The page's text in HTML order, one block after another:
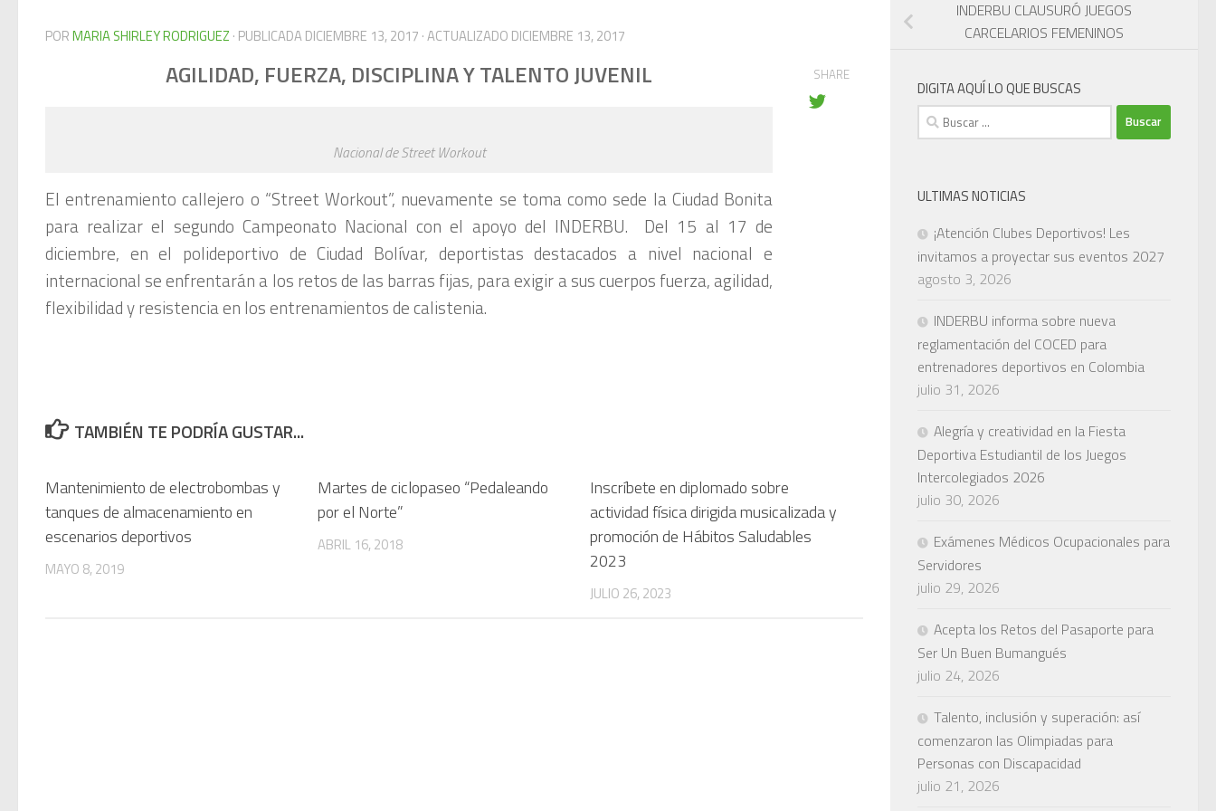
PORMARIA SHIRLEY RODRIGUEZ · PUBLICADADICIEMBRE 13, 2017 · ACTUALIZADO DICIEMBRE 13, 2017
AGILIDAD, FUERZA, DISCIPLINA Y TALENTO JUVENIL
Nacional de Street Workout
El entrenamiento callejero o “Street Workout”, nuevamente se toma como sede la Ciudad Bonita
para realizar el segundo Campeonato Nacional con el apoyo del INDERBU. Del 15 al 17 de
diciembre, en el polideportivo de Ciudad Bolívar, deportistas destacados a nivel nacional e
internacional se enfrentarán a los retos de las barras fijas, para exigir a sus cuerpos fuerza, agilidad,
flexibilidad y resistencia en los entrenamientos de calistenia.
SHARE
TAMBIÉN TE PODRÍA GUSTAR...
Mantenimiento de electrobombas y
tanques de almacenamiento en
escenarios deportivos
MAYO 8, 2019
Martes de ciclopaseo “Pedaleando
por el Norte”
ABRIL 16, 2018
Inscríbete en diplomado sobre
actividad física dirigida musicalizada y
promoción de Hábitos Saludables
2023
JULIO 26, 2023
INDERBU CLAUSURÓ JUEGOS
CARCELARIOS FEMENINOS
DIGITA AQUÍ LO QUE BUSCAS
Buscar:
ULTIMAS NOTICIAS
¡Atención Clubes Deportivos! Les
invitamos a proyectar sus eventos 2027
agosto 3, 2026
INDERBU informa sobre nueva
reglamentación del COCED para
entrenadores deportivos en Colombia
julio 31, 2026
Alegría y creatividad en la Fiesta
Deportiva Estudiantil de los Juegos
Intercolegiados 2026
julio 30, 2026
Exámenes Médicos Ocupacionales para
Servidores
julio 29, 2026
Acepta los Retos del Pasaporte para
Ser Un Buen Bumangués
julio 24, 2026
Talento, inclusión y superación: así
comenzaron las Olimpiadas para
Personas con Discapacidad
julio 21, 2026